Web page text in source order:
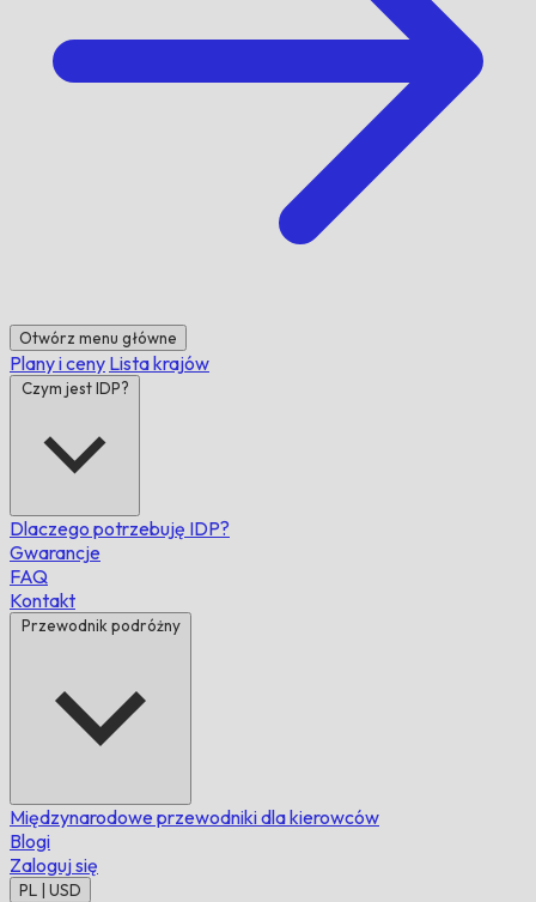
Otwórz menu główne
Plany i ceny Lista krajów
Czym jest IDP?
Dlaczego potrzebuję IDP?
Gwarancje
FAQ
Kontakt
Przewodnik podróżny
Międzynarodowe przewodniki dla kierowców
Blogi
Zaloguj się
PL | USD